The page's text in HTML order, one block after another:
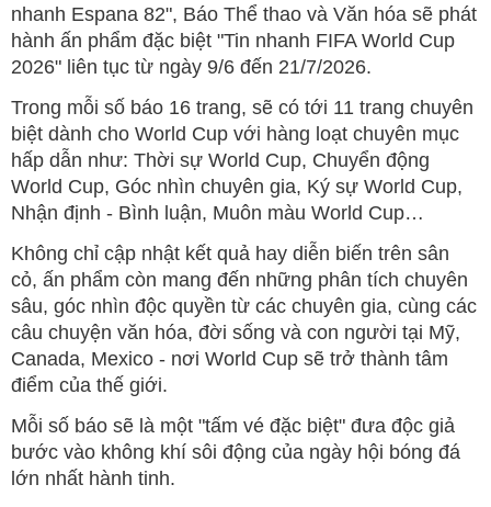
nhanh Espana 82", Báo Thể thao và Văn hóa sẽ phát
hành ấn phẩm đặc biệt "Tin nhanh FIFA World Cup
2026" liên tục từ ngày 9/6 đến 21/7/2026.
Trong mỗi số báo 16 trang, sẽ có tới 11 trang chuyên
biệt dành cho World Cup với hàng loạt chuyên mục
hấp dẫn như: Thời sự World Cup, Chuyển động
World Cup, Góc nhìn chuyên gia, Ký sự World Cup,
Nhận định - Bình luận, Muôn màu World Cup…
Không chỉ cập nhật kết quả hay diễn biến trên sân
cỏ, ấn phẩm còn mang đến những phân tích chuyên
sâu, góc nhìn độc quyền từ các chuyên gia, cùng các
câu chuyện văn hóa, đời sống và con người tại Mỹ,
Canada, Mexico - nơi World Cup sẽ trở thành tâm
điểm của thế giới.
Mỗi số báo sẽ là một "tấm vé đặc biệt" đưa độc giả
bước vào không khí sôi động của ngày hội bóng đá
lớn nhất hành tinh.